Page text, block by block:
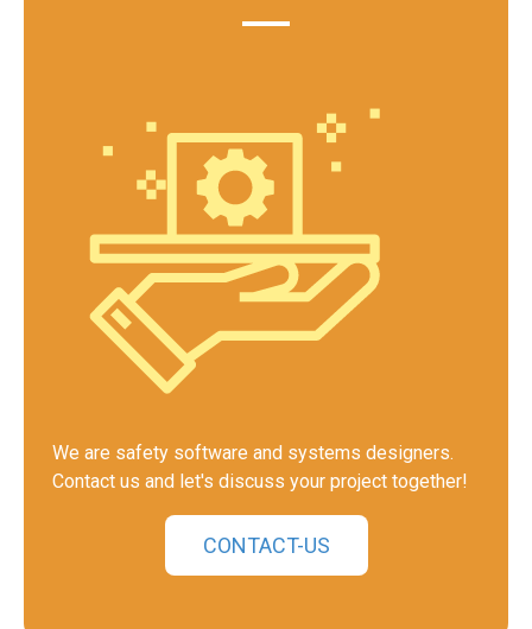
We are safety software and systems designers.
Contact us and let's discuss your project together!
CONTACT-US